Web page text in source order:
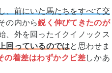
、前にいた馬たちをすべて交
の内から鋭く伸びてきたのが
、外を回ったイクイノックス
回っているのではと思わせま
の着差はわずかクビ差しかあ